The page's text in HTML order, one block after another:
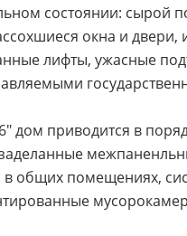
состоянии: сырой
окна и
лифты, ужасные
дом приводится в
общих помещениях,